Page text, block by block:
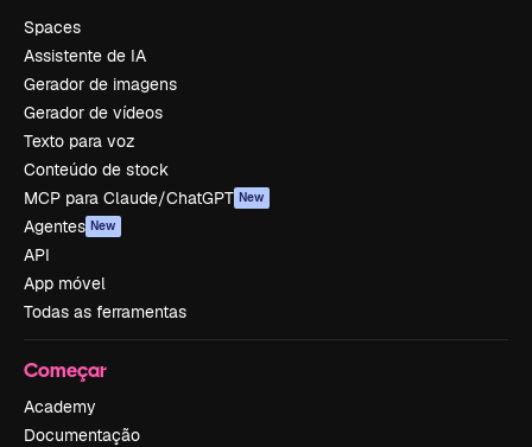
Spaces
Assistente de IA
Gerador de imagens
Gerador de vídeos
Texto para voz
Conteúdo de stock
MCP para Claude/ChatGPT New
Agentes New
API
App móvel
Todas as ferramentas
Começar
Academy
Documentação